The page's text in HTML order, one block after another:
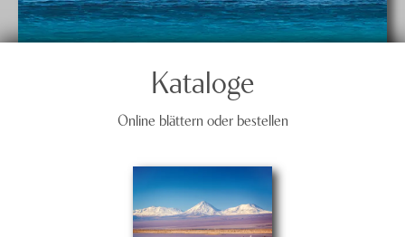
Kataloge
Online blättern oder bestellen